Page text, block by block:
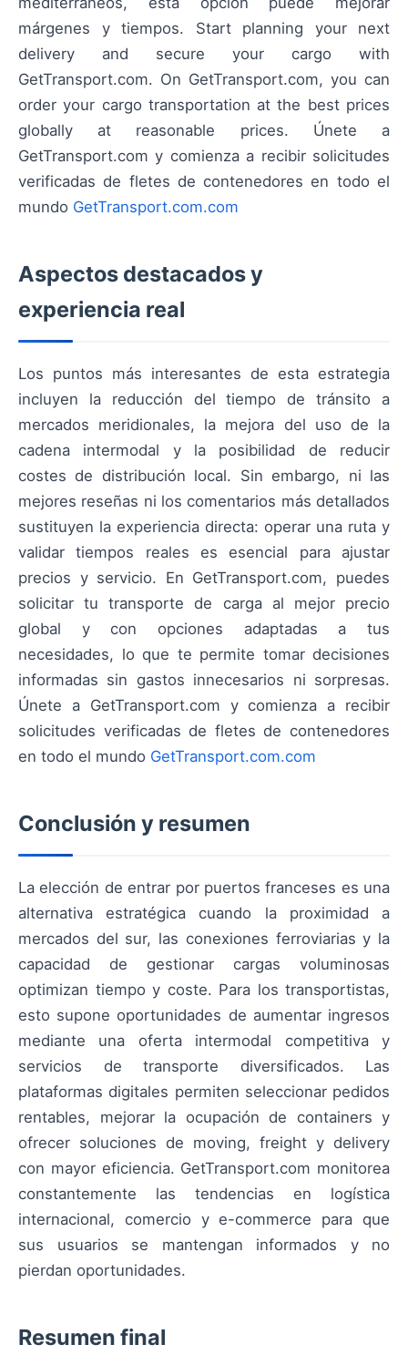
márgenes y tiempos. Start planning your next
delivery and secure your cargo with
GetTransport.com. On GetTransport.com, you can
order your cargo transportation at the best prices
globally at reasonable prices. Únete a
GetTransport.com y comienza a recibir solicitudes
verificadas de fletes de contenedores en todo el
mundo GetTransport.com.com
Aspectos destacados y
experiencia real
Los puntos más interesantes de esta estrategia
incluyen la reducción del tiempo de tránsito a
mercados meridionales, la mejora del uso de la
cadena intermodal y la posibilidad de reducir
costes de distribución local. Sin embargo, ni las
mejores reseñas ni los comentarios más detallados
sustituyen la experiencia directa: operar una ruta y
validar tiempos reales es esencial para ajustar
precios y servicio. En GetTransport.com, puedes
solicitar tu transporte de carga al mejor precio
global y con opciones adaptadas a tus
necesidades, lo que te permite tomar decisiones
informadas sin gastos innecesarios ni sorpresas.
Únete a GetTransport.com y comienza a recibir
solicitudes verificadas de fletes de contenedores
en todo el mundo GetTransport.com.com
Conclusión y resumen
La elección de entrar por puertos franceses es una
alternativa estratégica cuando la proximidad a
mercados del sur, las conexiones ferroviarias y la
capacidad de gestionar cargas voluminosas
optimizan tiempo y coste. Para los transportistas,
esto supone oportunidades de aumentar ingresos
mediante una oferta intermodal competitiva y
servicios de transporte diversificados. Las
plataformas digitales permiten seleccionar pedidos
rentables, mejorar la ocupación de containers y
ofrecer soluciones de moving, freight y delivery
con mayor eficiencia. GetTransport.com monitorea
constantemente las tendencias en logística
internacional, comercio y e-commerce para que
sus usuarios se mantengan informados y no
pierdan oportunidades.
Resumen final